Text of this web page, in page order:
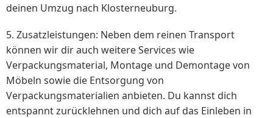
deinen Umzug nach Klosterneuburg.
5. Zusatzleistungen: Neben dem reinen Transport
können wir dir auch weitere Services wie
Verpackungsmaterial, Montage und Demontage von
Möbeln sowie die Entsorgung von
Verpackungsmaterialien anbieten. Du kannst dich
entspannt zurücklehnen und dich auf das Einleben in